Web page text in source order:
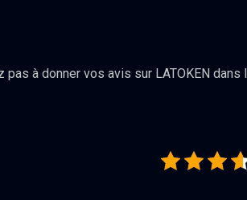
pas à donner vos avis sur LATOKEN